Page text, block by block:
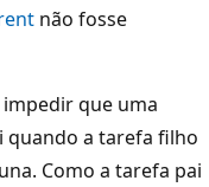
não fosse
que uma
quando a tarefa filho
Como a tarefa pai